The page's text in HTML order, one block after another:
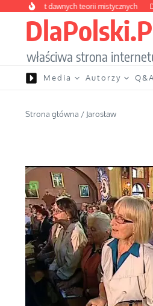
Przejdź do treści
labirynt dawnych teorii mistycznych
właściwa strona
Media Autorzy Q&A
Strona główna / Jarosław